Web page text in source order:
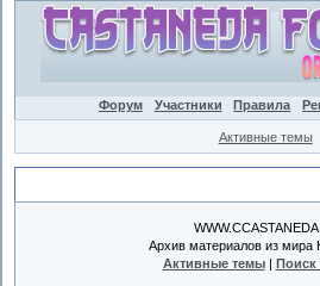
Форум Участники Правила
Активные темы
Архив материалов из мира
Активные темы|